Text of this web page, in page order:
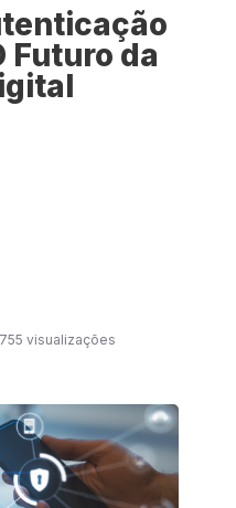
Futuro da
755 visualizações